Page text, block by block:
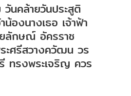
นคล้ายวันประสูติ
น้องนางเธอ เจ้าฟ้า
ลักษณ์ อัครราช
ะศรีสวางควัฒน วร
ทรงพระเจริญ ควร